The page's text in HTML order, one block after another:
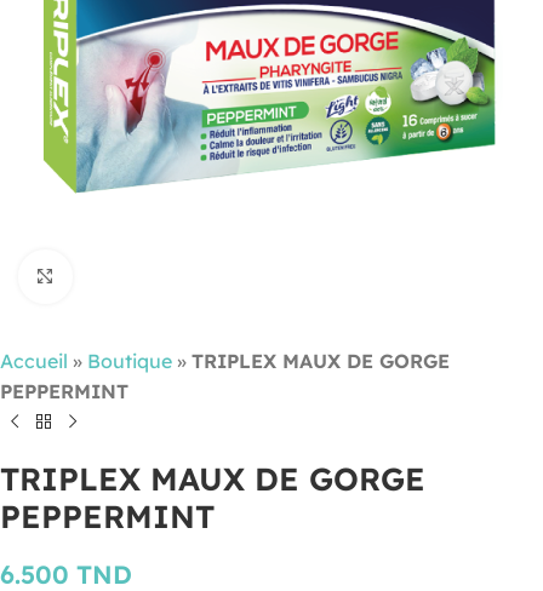
Accueil » Boutique » TRIPLEX MAUX DE GORGE
PEPPERMINT
TRIPLEX MAUX DE GORGE
PEPPERMINT
6.500 TND